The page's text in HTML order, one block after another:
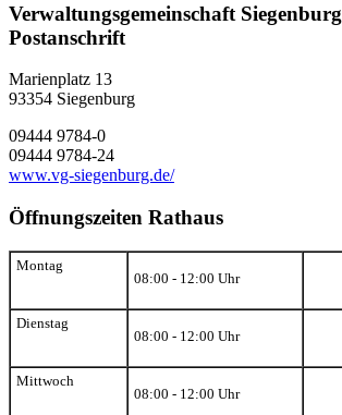
Verwaltungsgemeinschaft Siegenburg
Postanschrift
Marienplatz 13
93354 Siegenburg
09444 9784-0
09444 9784-24
www.vg-siegenburg.de/
Öffnungszeiten Rathaus
Montag
08:00 - 12:00 Uhr
Dienstag
08:00 - 12:00 Uhr
Mittwoch
08:00 - 12:00 Uhr